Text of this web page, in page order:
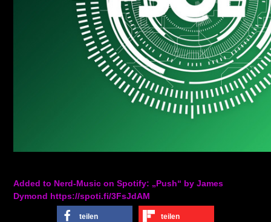
Added to Nerd-Music on Spotify: „Push“ by James
Dymond https://spoti.fi/3FsJdAM
teilen teilen